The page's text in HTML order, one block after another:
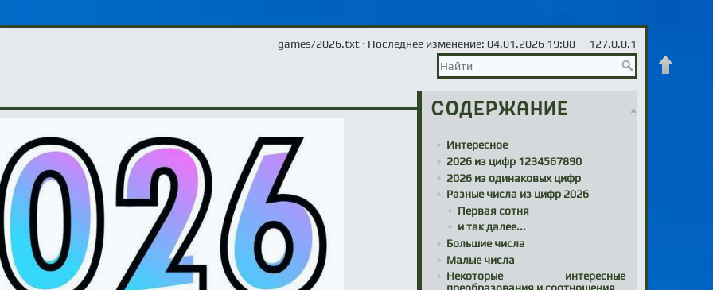
games/2026.txt· Последнее изменение: 04.01.2026 19:08 — 127.0.0.1
Содержание
Интересное
2026 из цифр 1234567890
2026 из одинаковых цифр
Разные числа из цифр 2026
Первая сотня
и так далее...
Большие числа
Малые числа
Некоторые интересные
Наверх